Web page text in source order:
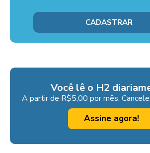
Você lê o H2
A partir de R$5,00 por mês.
Assine agora!